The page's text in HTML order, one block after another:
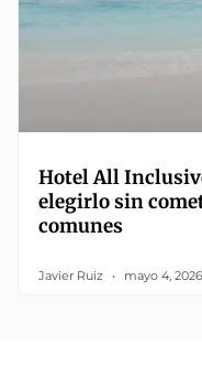
Hotel All
elegirlo sin
comunes
Javier Ruiz mayo 4, 2026